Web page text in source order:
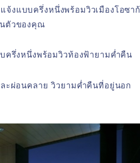
จ้งแบบครึ่งหนึ่งพร้อมวิวเมืองโอซาก้
ตัวของคุณ
ครึ่งหนึ่งพร้อมวิวท้องฟ้ายามค่ำคืน
ละผ่อนคลาย วิวยามค่ำคืนที่อยู่นอก